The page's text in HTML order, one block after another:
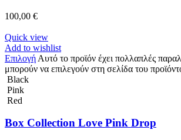
100,00 €
Quick view
Add to wishlist
Επιλογή Αυτό το προϊόν έχει πολλαπλές
μπορούν να επιλεγούν στη σελίδα του
Black
Pink
Red
Box Collection Love Pink Drop